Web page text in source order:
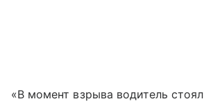
«В момент взрыва водитель стоял